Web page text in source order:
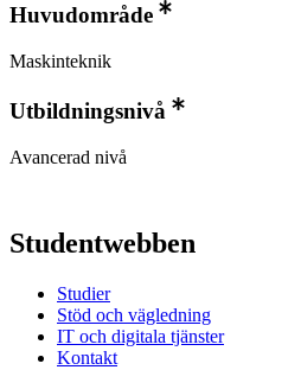
Huvudområde
Maskinteknik
Utbildningsnivå
Avancerad nivå
Studentwebben
Studier
Stöd och vägledning
IT och digitala tjänster
Kontakt